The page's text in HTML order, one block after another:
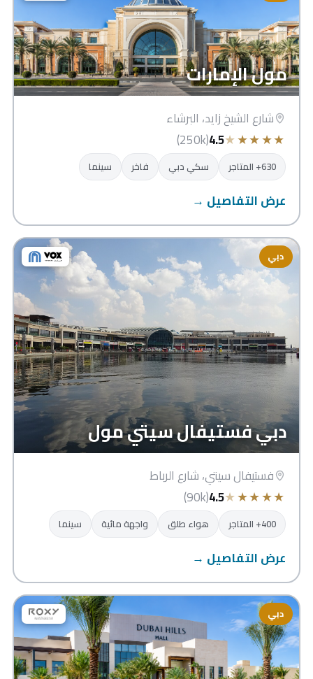
مول الإمارات
شارع الشيخ زايد، البرشاء
★
★
★
★
★
4.5
(250k)
630+ المتاجر سكي دبي فاخر سينما
عرض التفاصيل →
دبي
دبي فستيفال سيتي مول
فستيفال سيتي، شارع الرباط
★
★
★
★
★
4.5
(90k)
400+ المتاجر هواء طلق واجهة مائية سينما
عرض التفاصيل →
دبي